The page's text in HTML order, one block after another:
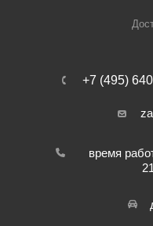
+7 (495)
время